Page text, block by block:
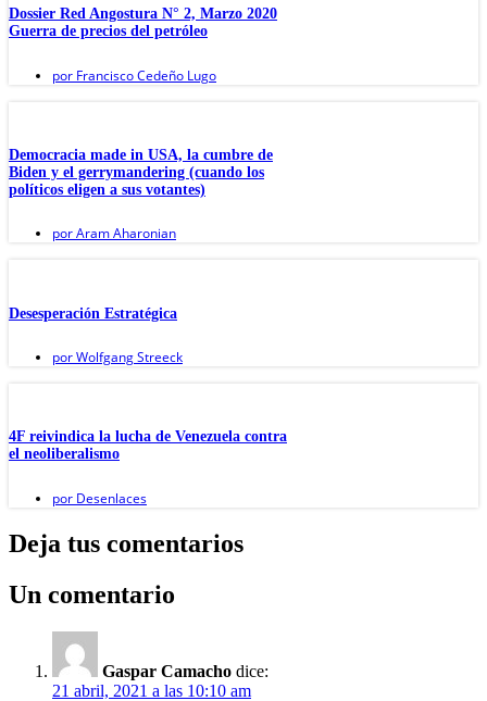
Dossier Red Angostura N° 2, Marzo 2020
Guerra de precios del petróleo
por Francisco Cedeño Lugo
Democracia made in USA, la cumbre de
Biden y el gerrymandering (cuando los
políticos eligen a sus votantes)
porAram Aharonian
Desesperación Estratégica
porWolfgang Streeck
4F reivindica la lucha de Venezuela contra
el neoliberalismo
por Desenlaces
Deja tus comentarios
Un comentario
Gaspar Camacho dice:
21 abril, 2021 a las 10:10 am